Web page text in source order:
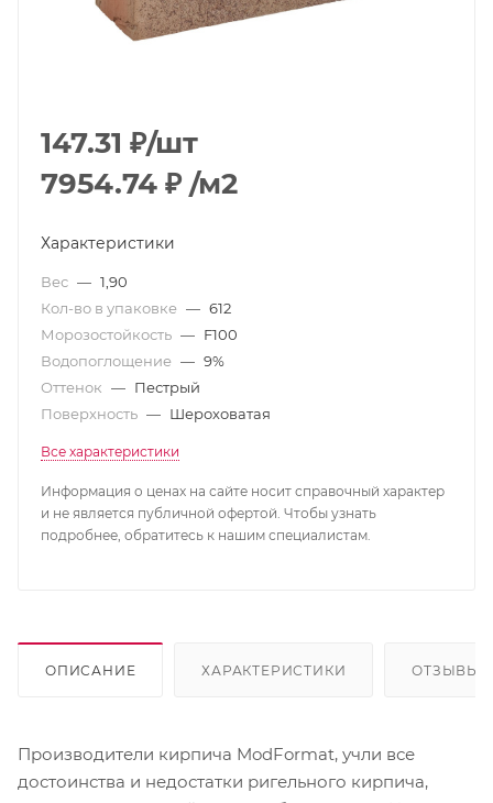
147.31 ₽/шт
7954.74 ₽ /м2
Характеристики
Вес — 1,90
Кол-во в упаковке — 612
Морозостойкость — F100
Водопоглощение — 9%
Оттенок — Пестрый
Поверхность — Шероховатая
Все характеристики
Информация о ценах на сайте носит справочный характер
и не является публичной офертой. Чтобы узнать
подробнее, обратитесь к нашим специалистам.
ОПИСАНИЕ ХАРАКТЕРИСТИКИ ОТЗЫВЫ
Производители кирпича ModFormat, учли все
достоинства и недостатки ригельного кирпича,